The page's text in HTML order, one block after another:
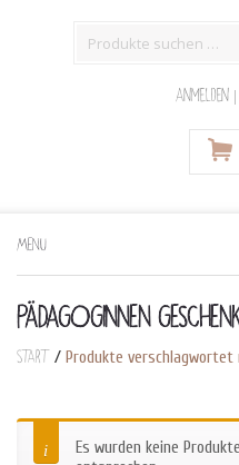
Anmelden |
MENU
PÄDAGOGINNEN
Start / Produkte verschlagwortet
Es wurden keine